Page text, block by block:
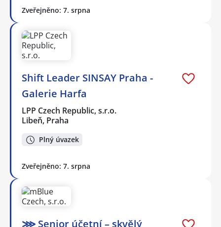
Zveřejněno: 7. srpna
Shift Leader SINSAY Praha -
Galerie Harfa
LPP Czech Republic, s.r.o.
Libeň, Praha
Plný úvazek
Zveřejněno: 7. srpna
⋙ Senior účetní – skvělý